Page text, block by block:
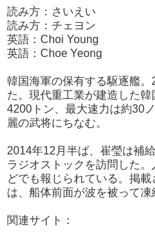
読み方：さいえい
読み方：チェヨン
英語：Choi Young
英語：Choe Yeong
韓国海軍の保有する駆逐艦
た。現代重工業が建造した
4200トン、最大速力は約30
麗の武将にちなむ。
2014年12月半ば、崔瑩は補
ラジオストックを訪問した
どでも報じられている。掲
は、船体前面が波を被って凍
関連サイト：